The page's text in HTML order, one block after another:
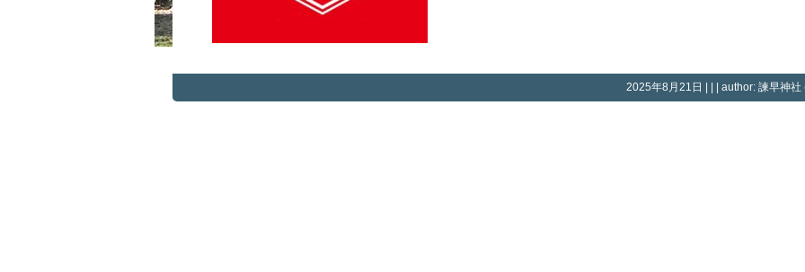
2025年8月21日 | | | author: 諫早神社